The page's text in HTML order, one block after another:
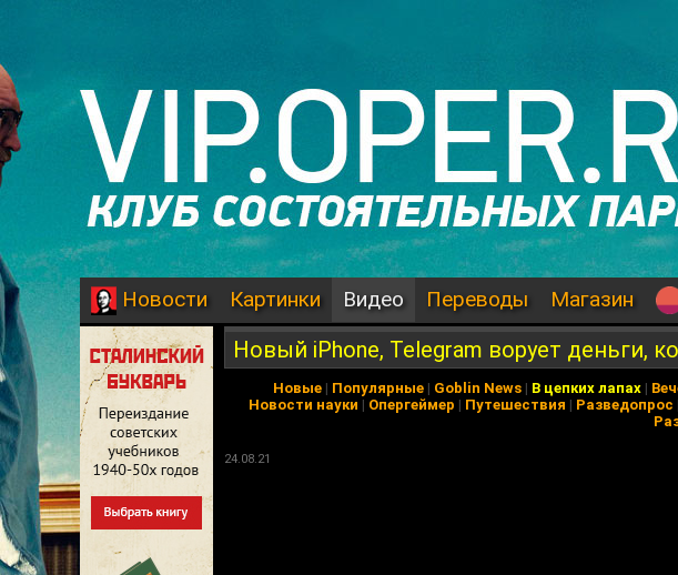
Новости Картинки Видео Переводы Магазин
Новый iPhone, Telegram ворует деньги,
Новые | Популярные | Goblin News | В цепких лапах |
Новости науки | Опергеймер | Путешествия | Разведопрос
24.08.21